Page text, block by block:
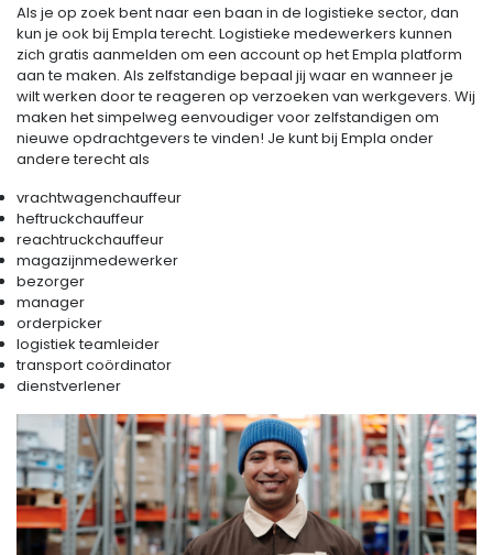
Als je op zoek bent naar een baan in de logistieke sector, dan
kun je ook bij Empla terecht. Logistieke medewerkers kunnen
zich gratis aanmelden om een account op het Empla platform
aan te maken. Als zelfstandige bepaal jij waar en wanneer je
wilt werken door te reageren op verzoeken van werkgevers. Wij
maken het simpelweg eenvoudiger voor zelfstandigen om
nieuwe opdrachtgevers te vinden! Je kunt bij Empla onder
andere terecht als
vrachtwagenchauffeur
heftruckchauffeur
reachtruckchauffeur
magazijnmedewerker
bezorger
manager
orderpicker
logistiek teamleider
transport coördinator
dienstverlener